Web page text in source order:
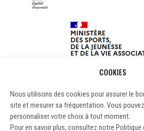
COOKIES
Nous utilisons des cookies pour assurer le
site et mesurer sa fréquentation. Vous
personnaliser votre choix à tout moment.
Pour en savoir plus, consultez notre Politique